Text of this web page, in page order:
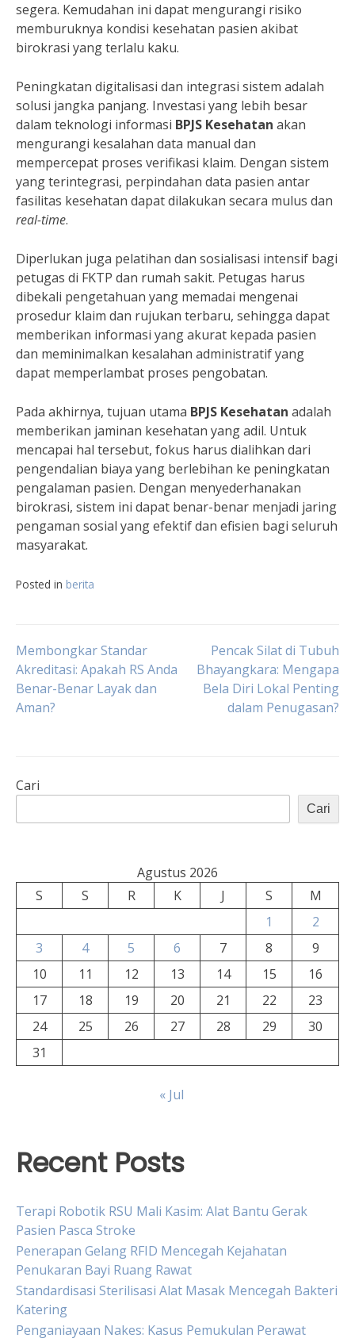
segera. Kemudahan ini dapat mengurangi risiko
memburuknya kondisi kesehatan pasien akibat
birokrasi yang terlalu kaku.
Peningkatan digitalisasi dan integrasi sistem adalah
solusi jangka panjang. Investasi yang lebih besar
dalam teknologi informasi BPJS Kesehatan akan
mengurangi kesalahan data manual dan
mempercepat proses verifikasi klaim. Dengan sistem
yang terintegrasi, perpindahan data pasien antar
fasilitas kesehatan dapat dilakukan secara mulus dan
real-time.
Diperlukan juga pelatihan dan sosialisasi intensif bagi
petugas di FKTP dan rumah sakit. Petugas harus
dibekali pengetahuan yang memadai mengenai
prosedur klaim dan rujukan terbaru, sehingga dapat
memberikan informasi yang akurat kepada pasien
dan meminimalkan kesalahan administratif yang
dapat memperlambat proses pengobatan.
Pada akhirnya, tujuan utama BPJS Kesehatan adalah
memberikan jaminan kesehatan yang adil. Untuk
mencapai hal tersebut, fokus harus dialihkan dari
pengendalian biaya yang berlebihan ke peningkatan
pengalaman pasien. Dengan menyederhanakan
birokrasi, sistem ini dapat benar-benar menjadi jaring
pengaman sosial yang efektif dan efisien bagi seluruh
masyarakat.
Posted in berita
Navigasi
pos
Membongkar Standar
Akreditasi: Apakah RS Anda
Benar-Benar Layak dan
Aman?
Pencak Silat di Tubuh
Bhayangkara: Mengapa
Bela Diri Lokal Penting
dalam Penugasan?
Cari
Cari
Agustus 2026
S
S R K J S
M
1
2
3
4 5 6 7 8
9
10
11 12 13 14 15
16
17
18 19 20 21 22
23
24
25 26 27 28 29
30
31
« Jul
Recent Posts
Terapi Robotik RSU Mali Kasim: Alat Bantu Gerak
Pasien Pasca Stroke
Penerapan Gelang RFID Mencegah Kejahatan
Penukaran Bayi Ruang Rawat
Standardisasi Sterilisasi Alat Masak Mencegah Bakteri
Katering
Penganiayaan Nakes: Kasus Pemukulan Perawat